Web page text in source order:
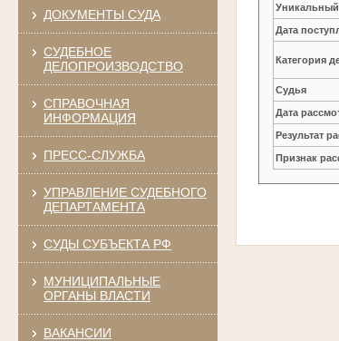
ДОКУМЕНТЫ СУДА
СУДЕБНОЕ
ДЕЛОПРОИЗВОДСТВО
СПРАВОЧНАЯ
ИНФОРМАЦИЯ
ПРЕСС-СЛУЖБА
УПРАВЛЕНИЕ СУДЕБНОГО
ДЕПАРТАМЕНТА
СУДЫ СУБЪЕКТА РФ
МУНИЦИПАЛЬНЫЕ
ОРГАНЫ ВЛАСТИ
ВАКАНСИИ
Дата
Категория
Судья
Дата
Результат
Признак